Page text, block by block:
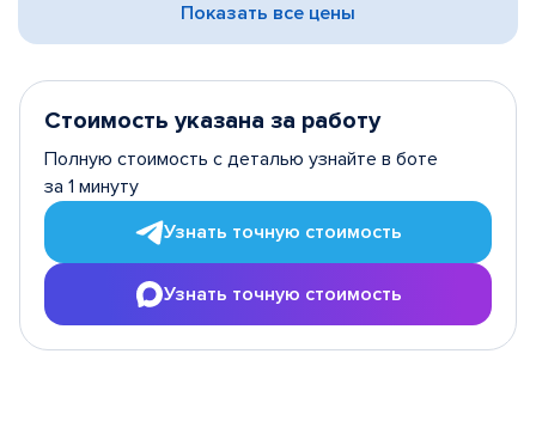
Показать все цены
Стоимость указана за работу
Полную стоимость с деталью узнайте в боте
за 1 минуту
Узнать точную стоимость
Узнать точную стоимость